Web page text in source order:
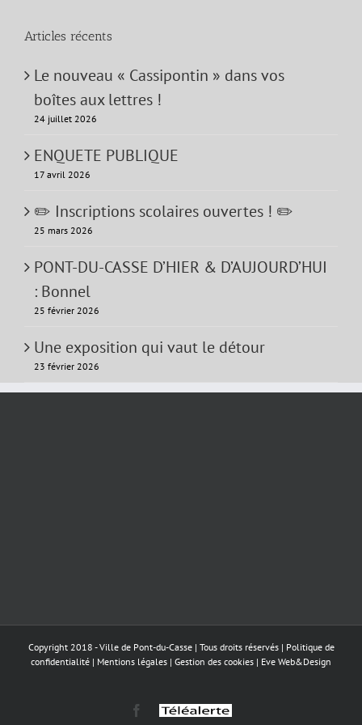
Articles récents
Le nouveau « Cassipontin » dans vos
boîtes aux lettres !
24 juillet 2026
ENQUETE PUBLIQUE
17 avril 2026
✏️ Inscriptions scolaires ouvertes ! ✏️
25 mars 2026
PONT-DU-CASSE D’HIER & D’AUJOURD’HUI
: Bonnel
25 février 2026
Une exposition qui vaut le détour
23 février 2026
Copyright 2018 - Ville de Pont-du-Casse | Tous droits réservés | Politique de
confidentialité | Mentions légales | Gestion des cookies | Eve Web&Design
Facebook
Téléalerte